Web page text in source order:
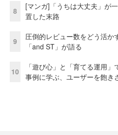
8
[マンガ]「うちは大丈夫」が
置した末路
9
圧倒的レビュー数をどう活か
「and ST」が語る
10
「遊び心」と「育てる運用
事例に学ぶ、ユーザーを飽き